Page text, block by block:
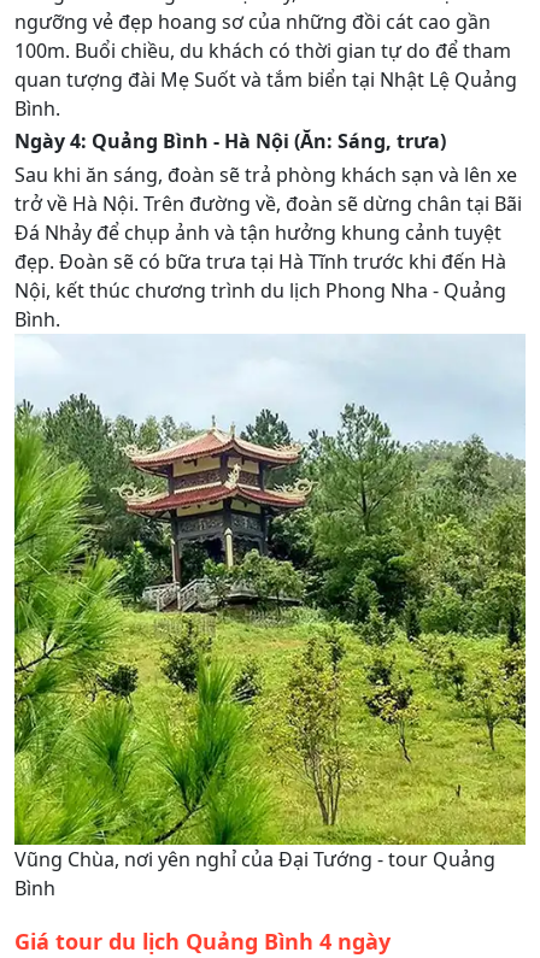
ngưỡng vẻ đẹp hoang sơ của những đồi cát cao gần
100m. Buổi chiều, du khách có thời gian tự do để tham
quan tượng đài Mẹ Suốt và tắm biển tại Nhật Lệ Quảng
Bình.
Ngày 4: Quảng Bình - Hà Nội (Ăn: Sáng, trưa)
Sau khi ăn sáng, đoàn sẽ trả phòng khách sạn và lên xe
trở về Hà Nội. Trên đường về, đoàn sẽ dừng chân tại Bãi
Đá Nhảy để chụp ảnh và tận hưởng khung cảnh tuyệt
đẹp. Đoàn sẽ có bữa trưa tại Hà Tĩnh trước khi đến Hà
Nội, kết thúc chương trình du lịch Phong Nha - Quảng
Bình.
Vũng Chùa, nơi yên nghỉ của Đại Tướng - tour Quảng
Bình
Giá tour du lịch Quảng Bình 4 ngày